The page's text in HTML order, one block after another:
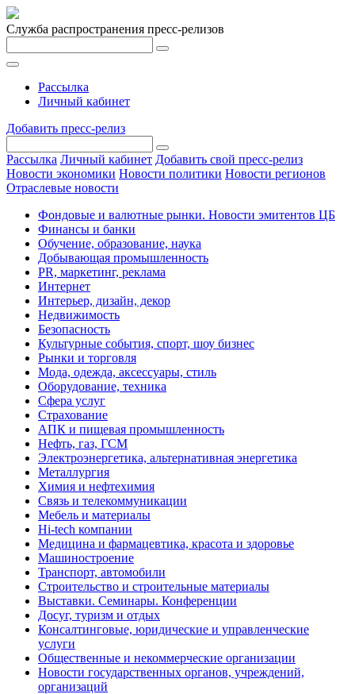
Служба распространения пресс-релизов
Рассылка
Личный кабинет
Добавить пресс-релиз
Рассылка Личный кабинет Добавить свой пресс-релиз
Новости экономики Новости политики Новости регионов
Отраслевые новости
Фондовые и валютные рынки. Новости эмитентов ЦБ
Финансы и банки
Обучение, образование, наука
Добывающая промышленность
PR, маркетинг, реклама
Интернет
Интерьер, дизайн, декор
Недвижимость
Безопасность
Культурные события, спорт, шоу бизнес
Рынки и торговля
Мода, одежда, аксессуары, стиль
Оборудование, техника
Сфера услуг
Страхование
АПК и пищевая промышленность
Нефть, газ, ГСМ
Электроэнергетика, альтернативная энергетика
Металлургия
Химия и нефтехимия
Связь и телекоммуникации
Мебель и материалы
Hi-tech компании
Медицина и фармацевтика, красота и здоровье
Машиностроение
Транспорт, автомобили
Строительство и строительные материалы
Выставки. Семинары. Конференции
Досуг, туризм и отдых
Консалтинговые, юридические и управленческие
услуги
Общественные и некоммерческие организации
Новости государственных органов, учреждений,
организаций